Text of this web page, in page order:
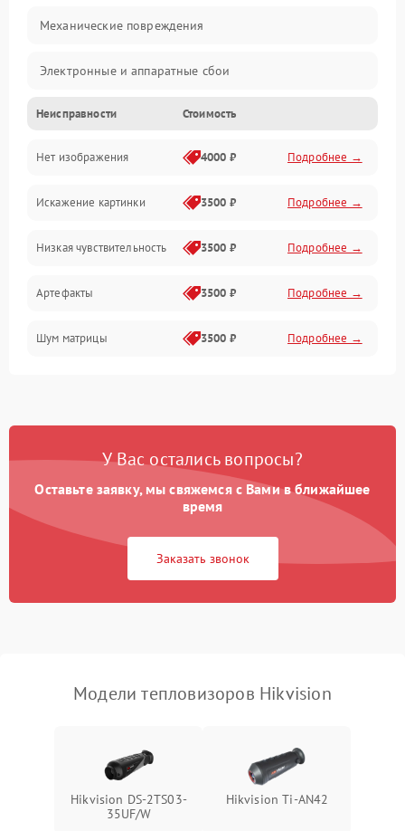
Механические повреждения
Электронные и аппаратные сбои
Неисправности сенсора и оптики
Программные ошибки
Электропитание
Измерения
Матрица
Проблемы питания
Проблемы с объективом
Неисправности Стоимость
Нет изображения 4000 ₽ Подробнее →
Искажение картинки 3500 ₽ Подробнее →
Низкая чувствительность 3500 ₽ Подробнее →
Артефакты 3500 ₽ Подробнее →
Шум матрицы 3500 ₽ Подробнее →
У Вас остались вопросы?
Оставьте заявку, мы свяжемся с Вами в ближайшее
время
Заказать звонок
Модели тепловизоров Hikvision
Hikvision DS-2TS03-
35UF/W
Hikvision Ti-AN42